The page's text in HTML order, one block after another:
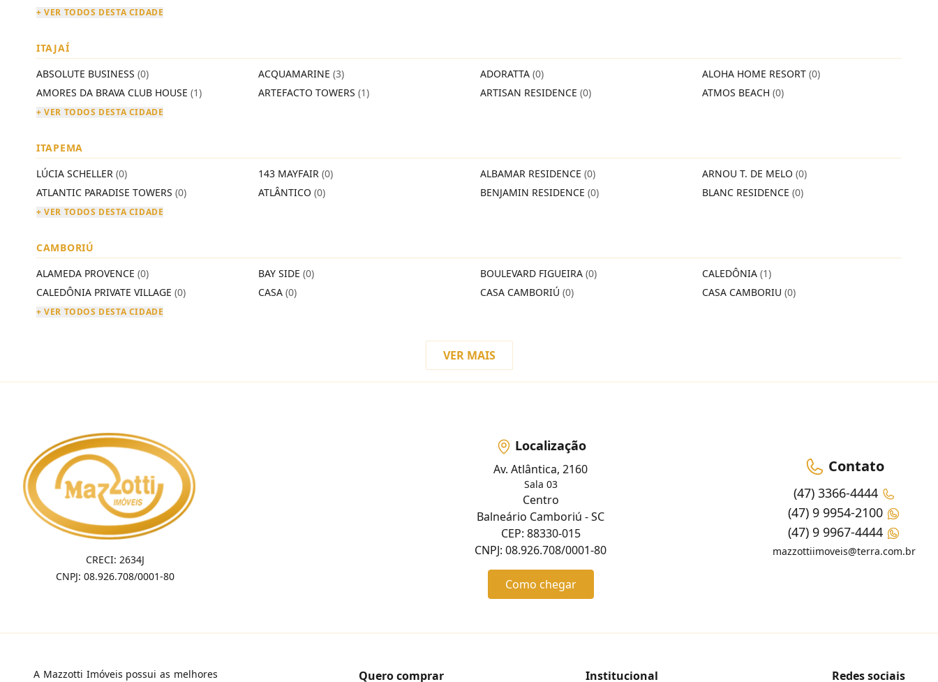
+ VER TODOS DESTA CIDADE
ITAJAÍ
ABSOLUTE BUSINESS (0) ACQUAMARINE (3) ADORATTA (0) ALOHA HOME RESORT (0)
AMORES DA BRAVA CLUB HOUSE (1) ARTEFACTO TOWERS (1) ARTISAN RESIDENCE (0) ATMOS BEACH (0)
+ VER TODOS DESTA CIDADE
ITAPEMA
LÚCIA SCHELLER (0) 143 MAYFAIR (0) ALBAMAR RESIDENCE (0) ARNOU T. DE MELO (0)
ATLANTIC PARADISE TOWERS (0) ATLÂNTICO (0) BENJAMIN RESIDENCE (0) BLANC RESIDENCE (0)
+ VER TODOS DESTA CIDADE
CAMBORIÚ
ALAMEDA PROVENCE (0) BAY SIDE (0) BOULEVARD FIGUEIRA (0) CALEDÔNIA (1)
CALEDÔNIA PRIVATE VILLAGE (0) CASA (0) CASA CAMBORIÚ (0) CASA CAMBORIU (0)
+ VER TODOS DESTA CIDADE
VER MAIS
CRECI: 2634J
CNPJ: 08.926.708/0001-80
Localização
Av. Atlântica, 2160
Sala 03
Centro
Balneário Camboriú - SC
CEP: 88330-015
CNPJ: 08.926.708/0001-80
Como chegar
Contato
(47) 3366-4444
(47) 9 9954-2100
(47) 9 9967-4444
mazzottiimoveis@terra.com.br
A Mazzotti Imóveis possui as melhores
Quero comprar Institucional Redes sociais